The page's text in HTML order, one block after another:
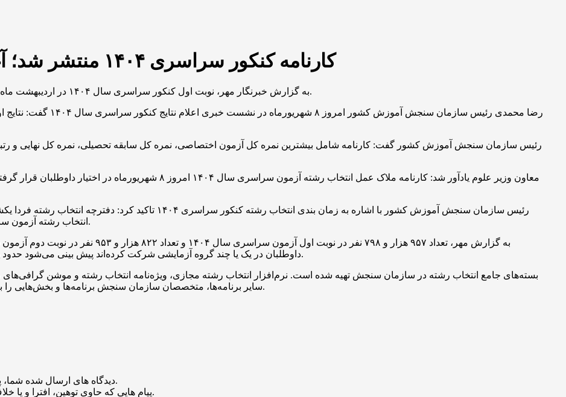
کارنامه کنکور سراسری ۱۴۰۴ منتشر شد؛ آغاز انتخاب رشته از ۱۱ شهریور
به گزارش خبرنگار مهر، نوبت اول کنکور سراسری سال ۱۴۰۴ در اردیبهشت ماه و نوبت دوم کنکور سراسری ۱۴۰۴ در تیرماه ۱۴۰۴ برگزار شد.
رضا محمدی رئیس سازمان
رئیس سازمان سنجش آموزش کشور گفت: کارنامه شامل بیشترین نمره کل آزمون اختصاصی، نمره کل سابقه تحصیلی، نمره کل نهایی و
انتخاب رشته آزمون سراسری سال ۱۴۰۴ در روزهای ۱۱ تا ۱۵ شهریور انجام می شود.
داوطلبان در یک یا چند گروه آزمایشی شرکت کرده‌اند پیش بینی می‌شود حدود یک میلیون و ۱۲۰ هزار نفر در مرحله انتخاب رشته شرکت کنند.
بسته‌های جامع انتخاب رشته در سازمان سنجش تهیه شده است. نرم‌افزار انتخاب رشته مجازی، ویژه‌نامه انتخاب رشته و موشن گرافی‌های
سایر برنامه‌ها، متخصصان سازمان سنجش برنامه‌ها و بخش‌هایی را برای راهنمایی انتخاب رشته داوطلبان ضبط و پخش خواهند کرد.
دیدگاه های ارسال شدهمنتشر خواهد شد.
پیام هایی که حاوی توهین، افترا و یاباشد منتشر نخواهد شد.